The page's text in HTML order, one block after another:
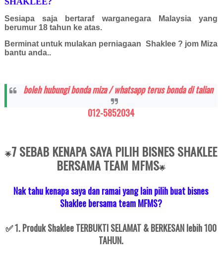
Sesiapa saja bertaraf warganegara Malaysia yang
berumur 18 tahun ke atas.
Berminat untuk mulakan perniagaan Shaklee ? jom Miza
bantu anda..
boleh hubungi bonda miza / whatsapp terus bonda di talian
012-5852034
🌟7 SEBAB KENAPA SAYA PILIH BISNES SHAKLEE
BERSAMA TEAM MFMS🌟
Nak tahu kenapa saya dan ramai yang lain pilih buat bisnes
Shaklee bersama team MFMS?
✅1. Produk Shaklee TERBUKTI SELAMAT & BERKESAN lebih 100
TAHUN.